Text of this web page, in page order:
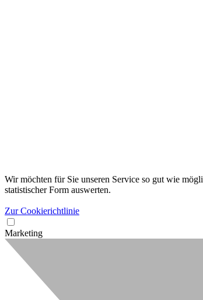
Wir möchten für Sie unseren Service so gut wie
statistischer Form auswerten.
Zur Cookierichtlinie
Marketing